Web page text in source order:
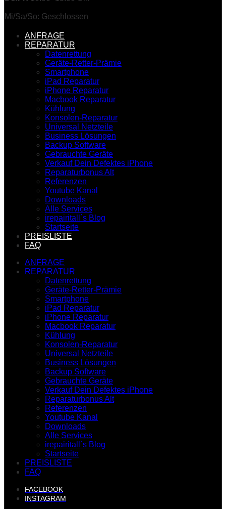
Mi/Sa/So: Geschlossen
ANFRAGE
REPARATUR
Datenrettung
Geräte-Retter-Prämie
Smartphone
iPad Reparatur
iPhone Reparatur
Macbook Reparatur
Kühlung
Konsolen-Reparatur
Universal Netzteile
Business Lösungen
Backup Software
Gebrauchte Geräte
Verkauf Dein Defektes iPhone
Reparaturbonus Alt
Referenzen
Youtube Kanal
Downloads
Alle Services
irepairitall`s Blog
Startseite
PREISLISTE
FAQ
ANFRAGE
REPARATUR
Datenrettung
Geräte-Retter-Prämie
Smartphone
iPad Reparatur
iPhone Reparatur
Macbook Reparatur
Kühlung
Konsolen-Reparatur
Universal Netzteile
Business Lösungen
Backup Software
Gebrauchte Geräte
Verkauf Dein Defektes iPhone
Reparaturbonus Alt
Referenzen
Youtube Kanal
Downloads
Alle Services
irepairitall`s Blog
Startseite
PREISLISTE
FAQ
FACEBOOK
INSTAGRAM